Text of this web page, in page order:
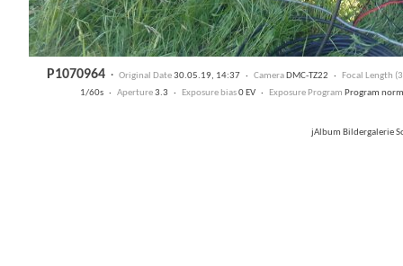
P1070964 · Original Date30.05.19, 14:37 · CameraDMC-TZ22 · Focal Length
1/60s · Aperture3.3 · Exposure bias0 EV · Exposure Program Program
jAlbum Bildergalerie